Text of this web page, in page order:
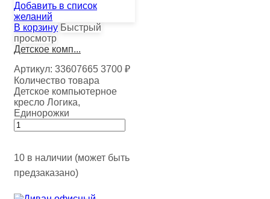
Добавить в список
желаний
В корзину Быстрый
просмотр
Детское комп...
Артикул: 33607665 3700 ₽
Количество товара
Детское компьютерное
кресло Логика,
Единорожки
10 в наличии (может быть
предзаказано)